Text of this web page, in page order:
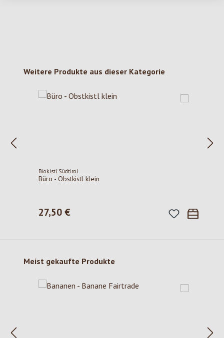
Produktgalerie überspringen
Weitere Produkte aus dieser Kategorie
Biokistl Südtirol
Büro - Obstkistl klein
Regulärer Preis:
27,50 €
Produktgalerie überspringen
Meist gekaufte Produkte